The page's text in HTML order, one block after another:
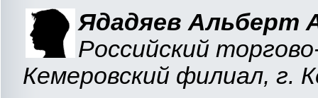
Ядадяев Альберт
Российский
Кемеровский филиал, г.